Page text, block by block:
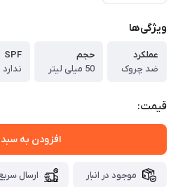
ویژگی‌ها
عملکرد
ضد چروک
حجم
50 میلی لیتر
SPF
ندارد
قیمت:
افزودن به
موجود در انبار ارسال